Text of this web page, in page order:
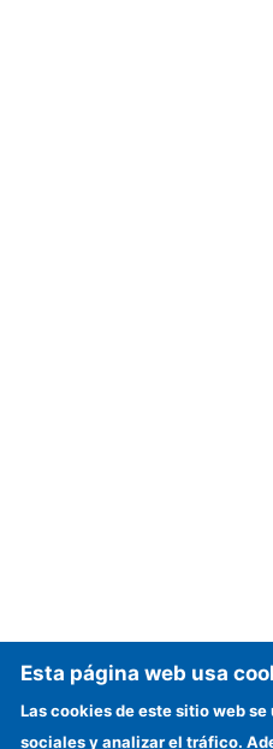
Esta página web usa
Las cookies de este sitio web
sociales y analizar el tráfico.